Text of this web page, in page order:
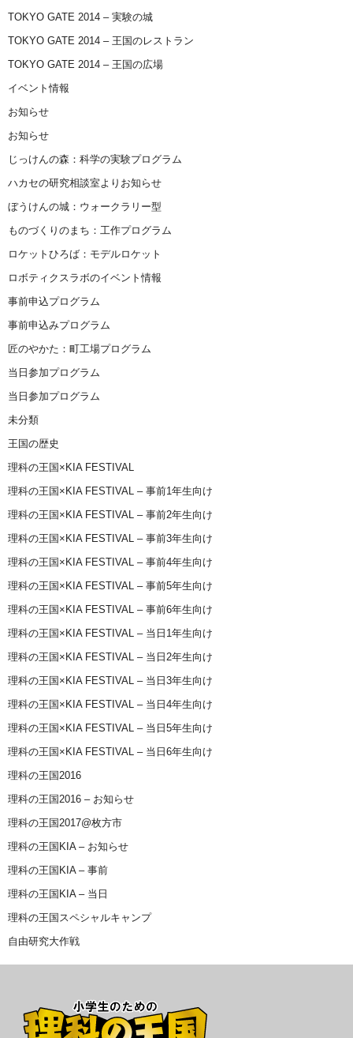
TOKYO GATE 2014 – 実験の城
TOKYO GATE 2014 – 王国のレストラン
TOKYO GATE 2014 – 王国の広場
イベント情報
お知らせ
お知らせ
じっけんの森：科学の実験プログラム
ハカセの研究相談室よりお知らせ
ぼうけんの城：ウォークラリー型
ものづくりのまち：工作プログラム
ロケットひろば：モデルロケット
ロボティクスラボのイベント情報
事前申込プログラム
事前申込みプログラム
匠のやかた：町工場プログラム
当日参加プログラム
当日参加プログラム
未分類
王国の歴史
理科の王国×KIA FESTIVAL
理科の王国×KIA FESTIVAL – 事前1年生向け
理科の王国×KIA FESTIVAL – 事前2年生向け
理科の王国×KIA FESTIVAL – 事前3年生向け
理科の王国×KIA FESTIVAL – 事前4年生向け
理科の王国×KIA FESTIVAL – 事前5年生向け
理科の王国×KIA FESTIVAL – 事前6年生向け
理科の王国×KIA FESTIVAL – 当日1年生向け
理科の王国×KIA FESTIVAL – 当日2年生向け
理科の王国×KIA FESTIVAL – 当日3年生向け
理科の王国×KIA FESTIVAL – 当日4年生向け
理科の王国×KIA FESTIVAL – 当日5年生向け
理科の王国×KIA FESTIVAL – 当日6年生向け
理科の王国2016
理科の王国2016 – お知らせ
理科の王国2017@枚方市
理科の王国KIA – お知らせ
理科の王国KIA – 事前
理科の王国KIA – 当日
理科の王国スペシャルキャンプ
自由研究大作戦